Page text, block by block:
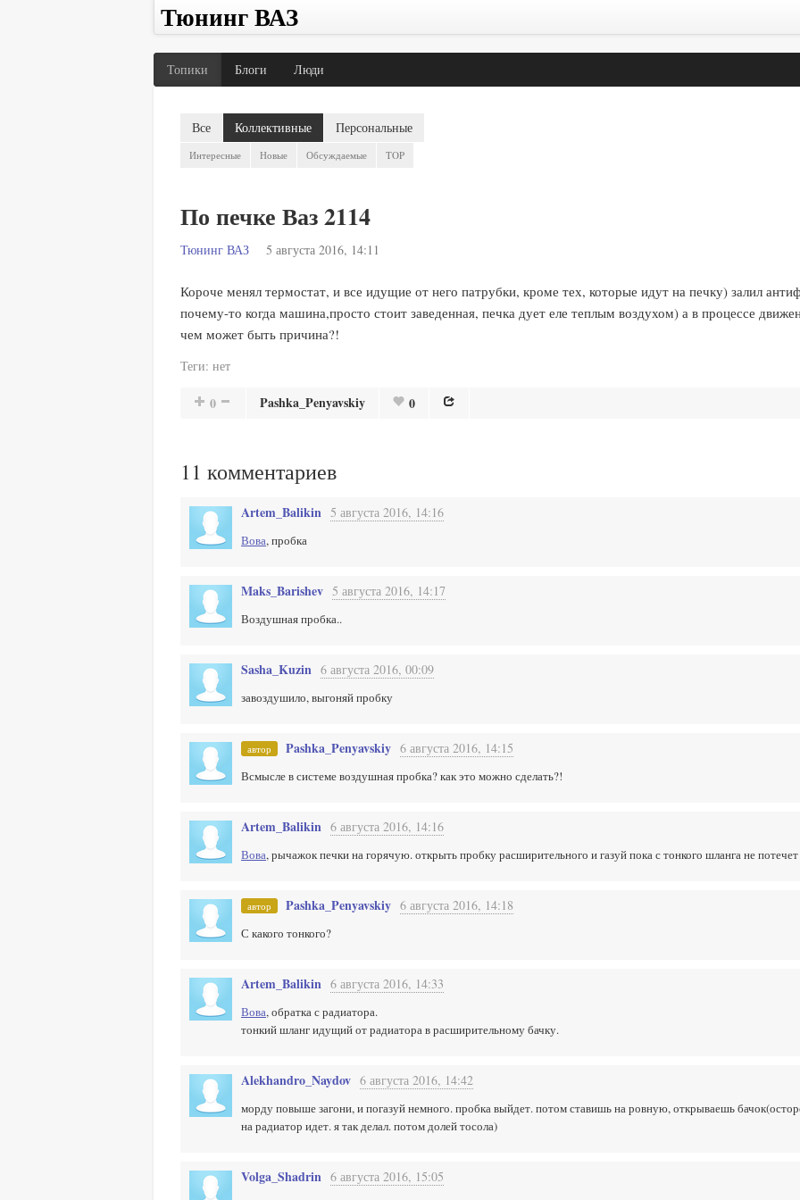
Тюнинг ВАЗ
Топики Блоги Люди
Все Коллективные Персональные
Интересные Новые Обсуждаемые TOP
По печке Ваз 2114
Тюнинг ВАЗ 5 августа 2016, 14:11
Короче менял термостат, и все идущие от него патрубки, кроме тех, которые идут на печку) залил
почему-то когда машина,просто стоит заведенная, печка дует еле теплым воздухом) а в процессе
чем может быть причина?!
Теги: нет
0 Pashka_Penyavskiy 0
11 комментариев
Artem_Balikin 5 августа 2016, 14:16
Вова, пробка
Maks_Barishev 5 августа 2016, 14:17
Воздушная пробка..
Sasha_Kuzin 6 августа 2016, 00:09
завоздушило, выгоняй пробку
автор Pashka_Penyavskiy 6 августа 2016, 14:15
Всмысле в системе воздушная пробка? как это можно сделать?!
Artem_Balikin 6 августа 2016, 14:16
Вова, рычажок печки на горячую. открыть пробку расширительного и газуй пока с тонкого шланга не
автор Pashka_Penyavskiy 6 августа 2016, 14:18
С какого тонкого?
Artem_Balikin 6 августа 2016, 14:33
Вова, обратка с радиатора.
тонкий шланг идущий от радиатора в расширительному бачку.
Alekhandro_Naydov 6 августа 2016, 14:42
морду повыше загони, и погазуй немного. пробка выйдет. потом ставишь на ровную, открываешь
на радиатор идет. я так делал. потом долей тосола)
Volga_Shadrin 6 августа 2016, 15:05